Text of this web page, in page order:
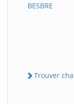
BESBRE
Trouver